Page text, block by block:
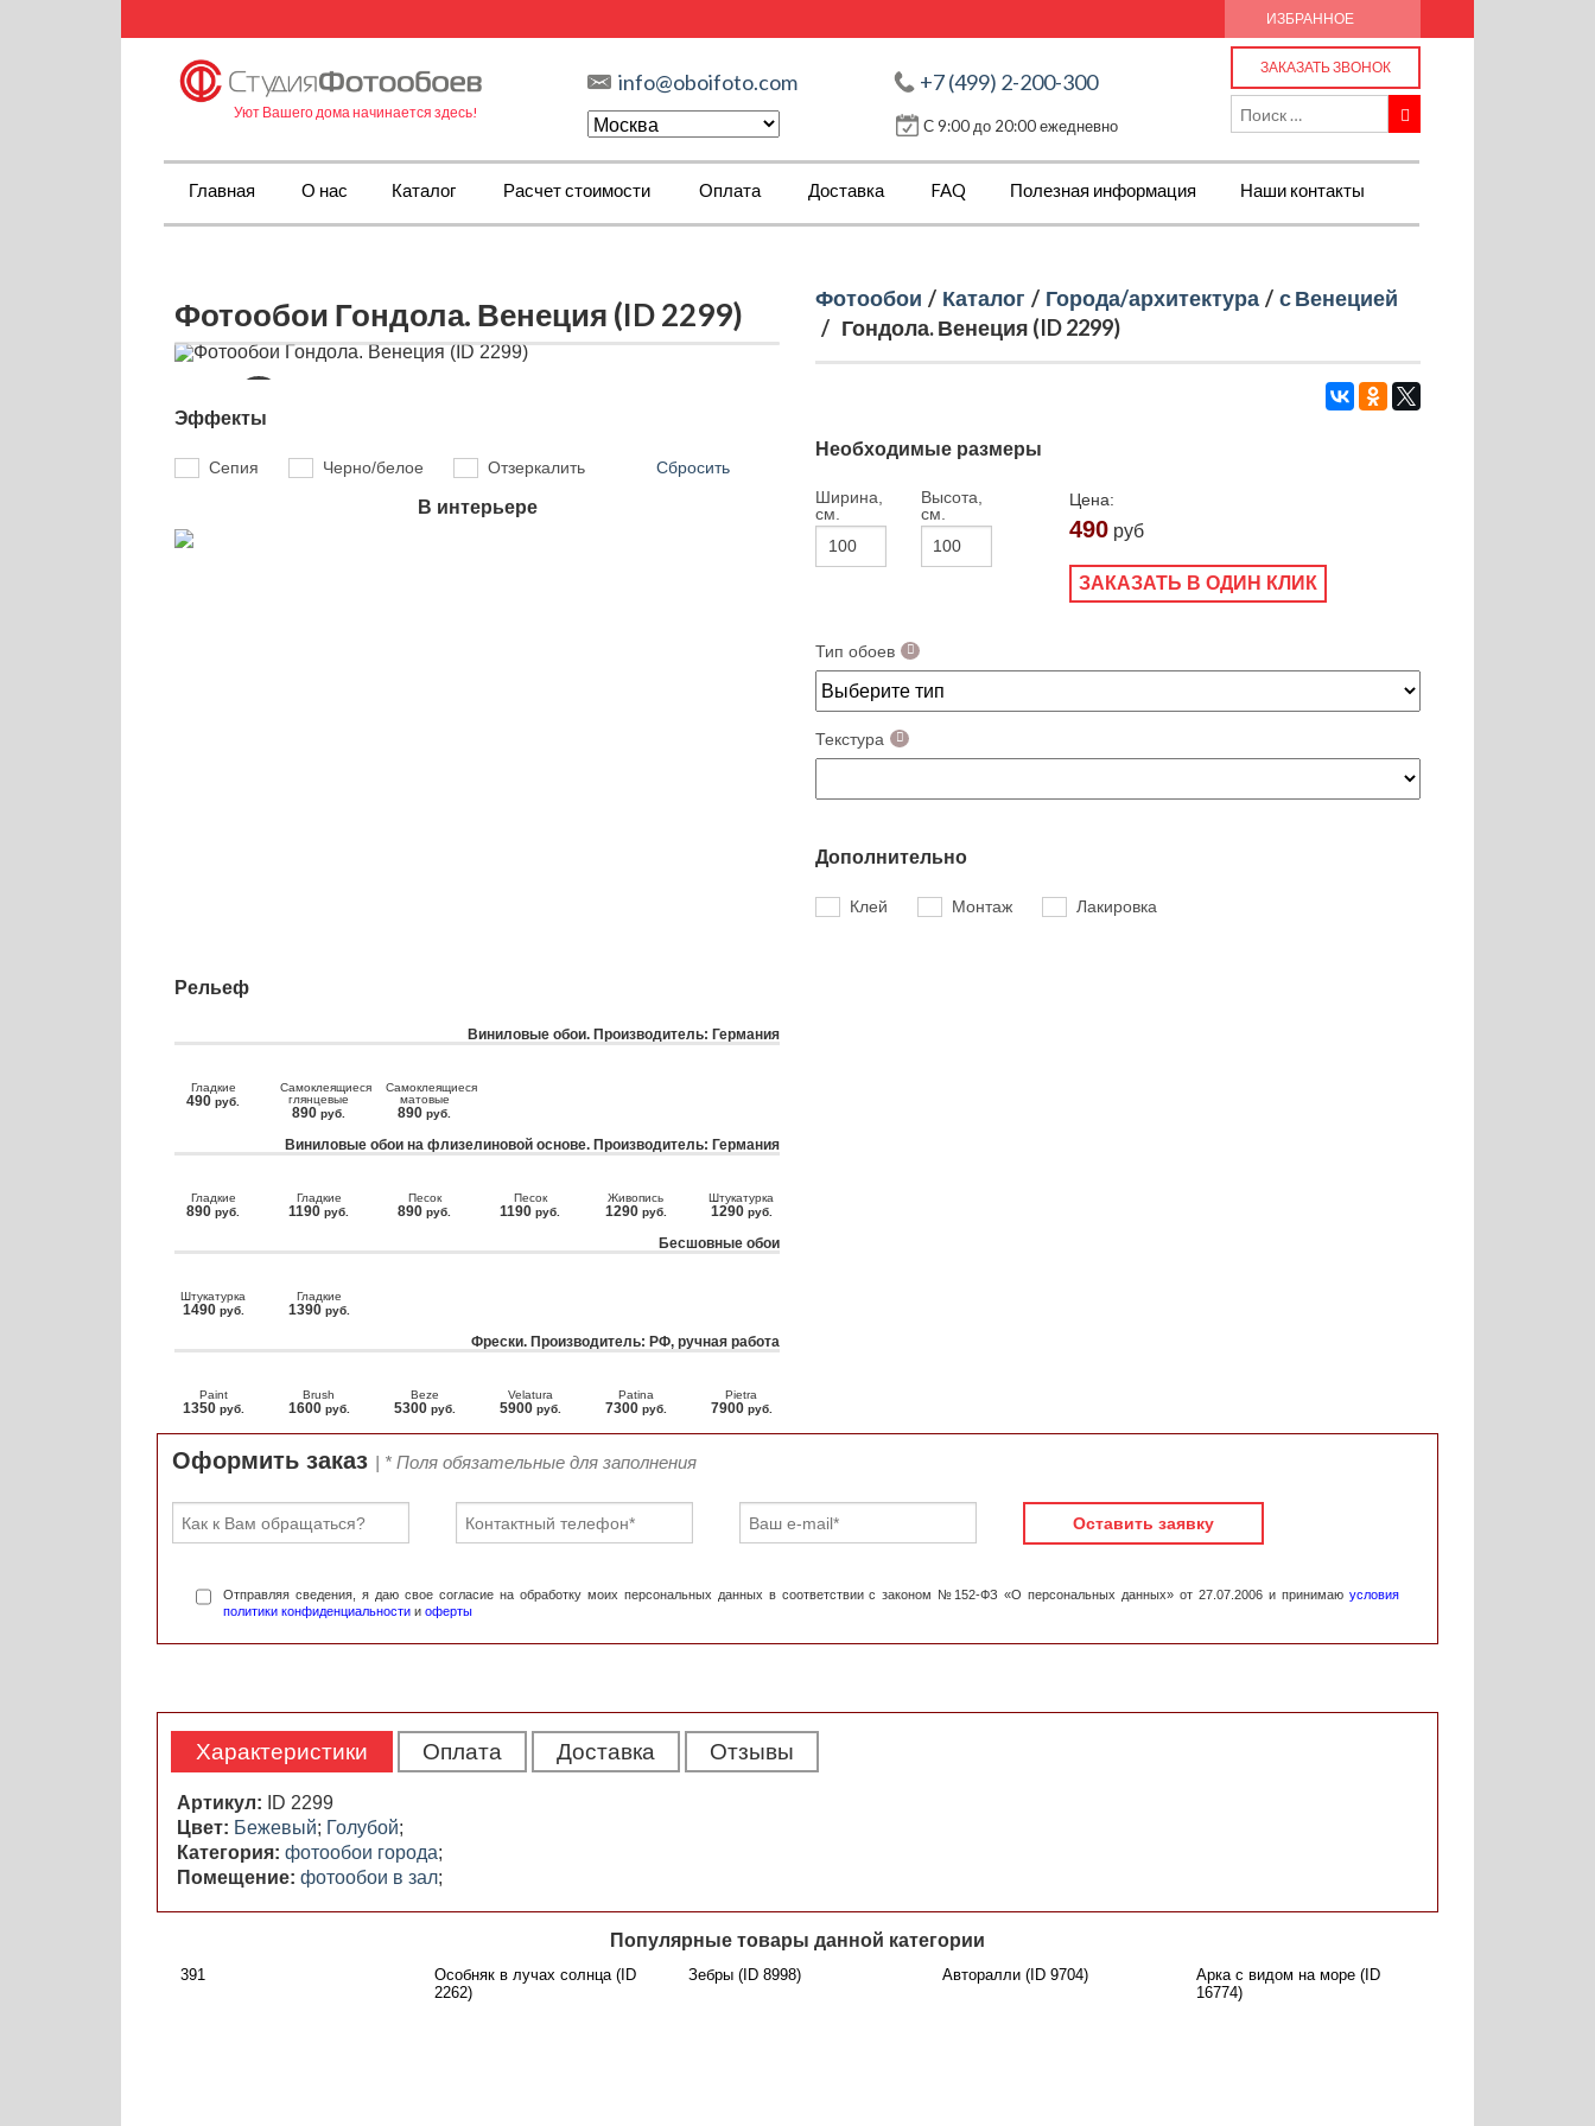
ИЗБРАННОЕ
Уют Вашего дома начинается здесь!
info@oboifoto.com +7 (499) 2-200-300
С 9:00 до 20:00 ежедневно
ЗАКАЗАТЬ ЗВОНОК
Главная О нас Каталог Расчет стоимости Оплата Доставка FAQ Полезная информация Наши контакты
Фотообои Гондола. Венеция (ID 2299)
Эффекты
Сепия Черно/белое Отзеркалить Сбросить
В интерьере
Фотообои / Каталог / Города/архитектура / с Венецией
/ Гондола. Венеция (ID 2299)
Необходимые размеры
Ширина,
см.
Высота,
см.
Цена:
490 руб
ЗАКАЗАТЬ В ОДИН КЛИК
Тип обоев
Текстура
Дополнительно
Клей Монтаж Лакировка
Рельеф
Виниловые обои. Производитель: Германия
Гладкие
490 руб.
Самоклеящиеся
глянцевые
890 руб.
Самоклеящиеся
матовые
890 руб.
Виниловые обои на флизелиновой основе. Производитель: Германия
Гладкие
890 руб.
Гладкие
1190 руб.
Песок
890 руб.
Песок
1190 руб.
Живопись
1290 руб.
Штукатурка
1290 руб.
Бесшовные обои
Штукатурка
1490 руб.
Гладкие
1390 руб.
Фрески. Производитель: РФ, ручная работа
Paint
1350 руб.
Brush
1600 руб.
Beze
5300 руб.
Velatura
5900 руб.
Patina
7300 руб.
Pietra
7900 руб.
Оформить заказ | * Поля обязательные для заполнения
Оставить заявку
Отправляя сведения, я даю свое согласие на обработку моих персональных данных в соответствии с законом №152-ФЗ «О персональных данных» от 27.07.2006 и принимаю условия
политики конфиденциальности и оферты
Характеристики Оплата Доставка Отзывы
Артикул:
ID 2299
Цвет: Бежевый; Голубой;
Категория: фотообои города;
Помещение: фотообои в зал;
Популярные товары данной категории
391
Особняк в лучах солнца (ID
2262)
Зебры (ID 8998) Авторалли (ID 9704)
Арка с видом на море (ID
16774)